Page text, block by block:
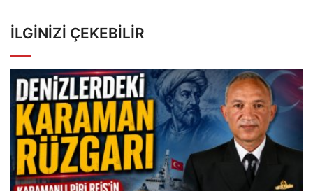
İLGINIZI ÇEKEBILIR